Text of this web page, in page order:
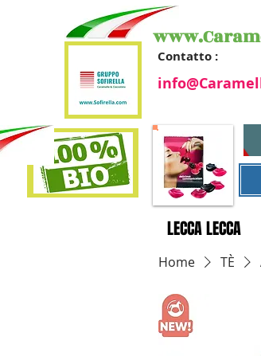
Contatto :
Home TÈ
LECCA LECCA